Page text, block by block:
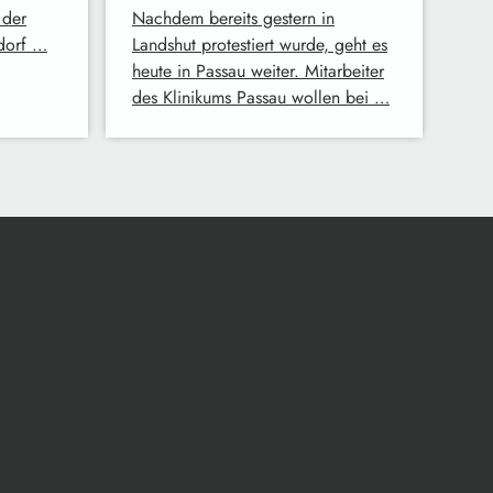
…
Nachdem bereits gestern in
Landshut protestiert wurde, geht es
heute in Passau weiter. Mitarbeiter
des Klinikums Passau wollen bei …